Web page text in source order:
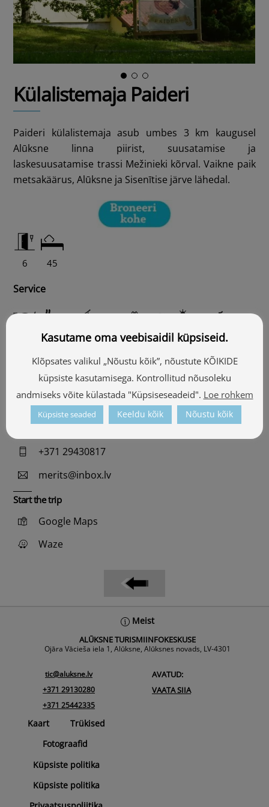
Külalistemaja Paideri
Paideri külalistemaja asub umbes 3 km kaugusel
Alūksne linna piirist, suusatamise ja
laskesuusatamise trassi Mežinieki kõrval. Vaikne paik
metsakäärus, Alūksne ja Sisenītise järve lähedal.
6 45
Service
Contacts
“Mežinieki”, Jaunalūksnes pagasts, Alūksnes
novads
57.41371, 27.08452
+371 29430817
merits@inbox.lv
Start the trip
Google Maps
Waze
Meist
ALŪKSNE TURISMIINFOKESKUSE
Ojāra Vācieša iela 1, Alūksne, Alūksnes novads, LV-4301
tic@aluksne.lv
+371 29130280
+371 25442335
AVATUD:
VAATA SIIA
Kaart
Trükised
Fotograafid
Küpsiste politika
Küpsiste politika
Kasutame oma veebisaidil küpsiseid.
Klõpsates valikul „Nõustu kõik”, nõustute KÕIKIDE
küpsiste kasutamisega. Kontrollitud nõusoleku
andmiseks võite külastada "Küpsiseseadeid". Loe rohkem
Küpsiste seaded Keeldu kõik Nõustu kõik